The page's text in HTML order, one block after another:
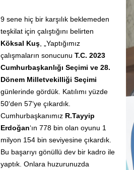
9 sene hiç bir karşılık beklemeden
teşkilat için çalıştığını belirten
Köksal Kuş, „Yaptığımız
çalışmaların sonucunu T.C. 2023
Cumhurbaşkanlığı Seçimi ve 28.
Dönem Milletvekilliği Seçimi
günlerinde gördük. Katılımı yüzde
50‘den 57‘ye çıkardık.
Cumhurbaşkanımız R.Tayyip
Erdoğan‘ın 778 bin olan oyunu 1
milyon 154 bin seviyesine çıkardık.
Bu başarıyı gönüllü dev bir kadro ile
yaptık. Onlara huzurunuzda